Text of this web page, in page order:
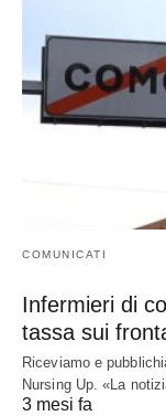
COMUNICATI
Infermieri di
tassa sui
Riceviamo e
Nursing Up. «La
3 mesi fa